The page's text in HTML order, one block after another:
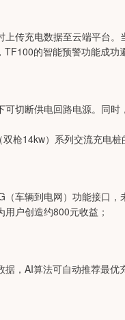
上传充电数据至云端平台
的智能预警功能成功
切断供电回路电源。同
枪14kw）系列交流充电
车辆到电网）功能接口
户创造约800元收益；
据，AI算法可自动推荐最